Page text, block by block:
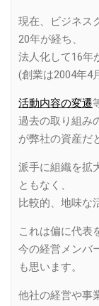
現在、ビジネス
20年が経ち、
法人化して16年
(創業は2004年4
活動内容の変遷
過去の取り組み
が弊社の資産だ
派手に組織を拡
ともなく、
比較的、地味な
これは偏に代表
今の経営メンバ
も思います。
他社の経営や事